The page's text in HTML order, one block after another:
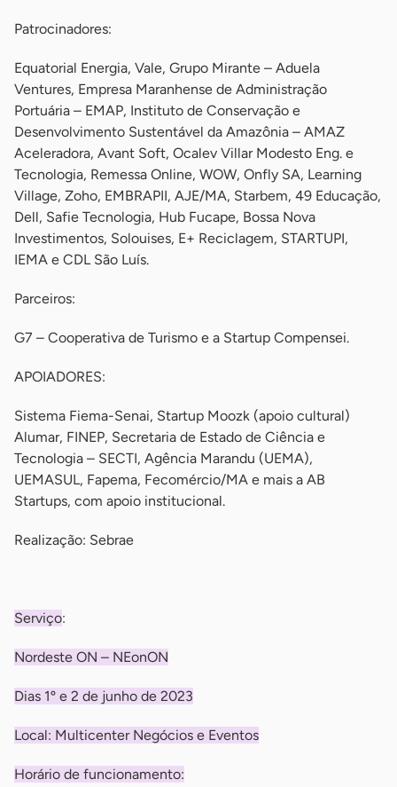
Patrocinadores:
Equatorial Energia, Vale, Grupo Mirante – Aduela
Ventures, Empresa Maranhense de Administração
Portuária – EMAP, Instituto de Conservação e
Desenvolvimento Sustentável da Amazônia – AMAZ
Aceleradora, Avant Soft, Ocalev Villar Modesto Eng. e
Tecnologia, Remessa Online, WOW, Onfly SA, Learning
Village, Zoho, EMBRAPII, AJE/MA, Starbem, 49 Educação,
Dell, Safie Tecnologia, Hub Fucape, Bossa Nova
Investimentos, Solouises, E+ Reciclagem, STARTUPI,
IEMA e CDL São Luís.
Parceiros:
G7 – Cooperativa de Turismo e a Startup Compensei.
APOIADORES:
Sistema Fiema-Senai, Startup Moozk (apoio cultural)
Alumar, FINEP, Secretaria de Estado de Ciência e
Tecnologia – SECTI, Agência Marandu (UEMA),
UEMASUL, Fapema, Fecomércio/MA e mais a AB
Startups, com apoio institucional.
Realização: Sebrae
Serviço:
Nordeste ON – NEonON
Dias 1º e 2 de junho de 2023
Local: Multicenter Negócios e Eventos
Horário de funcionamento: